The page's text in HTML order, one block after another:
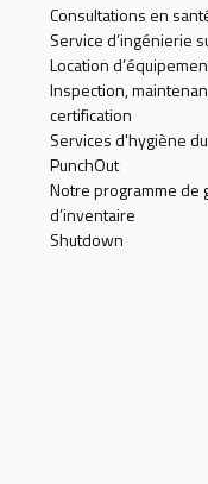
Consultations en
Service d’ingénierie
Location
Inspection,
certification
Services d'hygiène
PunchOut
Notre programme de
d’inventaire
Shutdown